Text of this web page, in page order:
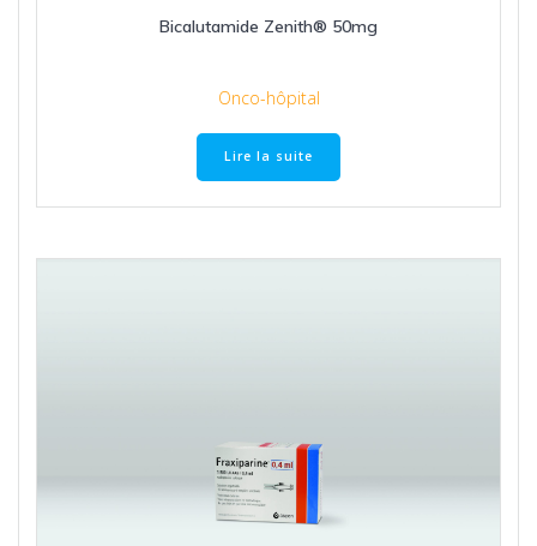
Bicalutamide Zenith® 50mg
Onco-hôpital
Lire la suite